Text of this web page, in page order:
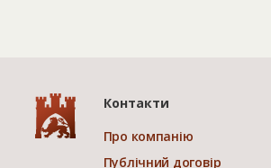
Контакти
Про компанію
Публічний договір